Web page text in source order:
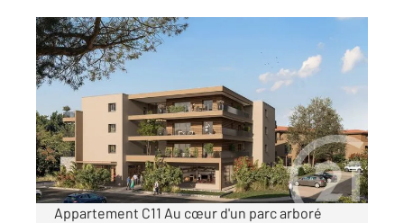
PORTO VECCHIO 201
72,76 m2, 3 pièces
Ref : 1132
Appartement T3 à vendre
347 110 €
Visiter le site dédié
Appartement C11 Au cœur d'un parc arboré